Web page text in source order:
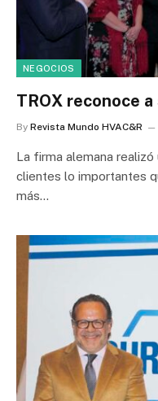
NEGOCIOS
TROX reconoce
By Revista Mundo HVAC&R
La firma alemana
clientes lo importantes
más…